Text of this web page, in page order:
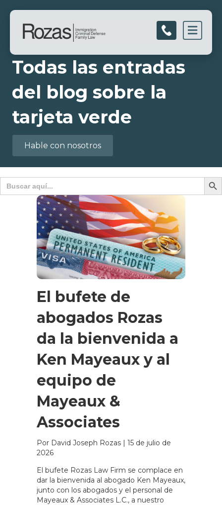
Todas las entradas
del blog sobre la
tarjeta verde
Hable con nosotros
Buscar: Botón
El bufete de
abogados Rozas
da la bienvenida a
Ken Mayeaux y al
equipo de
Mayeaux &
Associates
Por David Joseph Rozas | 15 de julio de
2026
El bufete Rozas Law Firm se complace en
dar la bienvenida al abogado Ken Mayeaux,
junto con los abogados y el personal de
Mayeaux & Associates L.C., a nuestro